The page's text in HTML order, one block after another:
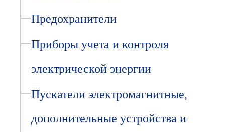
Предохранители
Приборы учета и контроля
электрической энергии
Пускатели электромагнитные,
дополнительные устройства и